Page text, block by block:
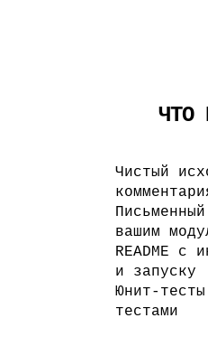
ЧТО
Чистый
вашим
README с
и запуску
Юнит-
тестами